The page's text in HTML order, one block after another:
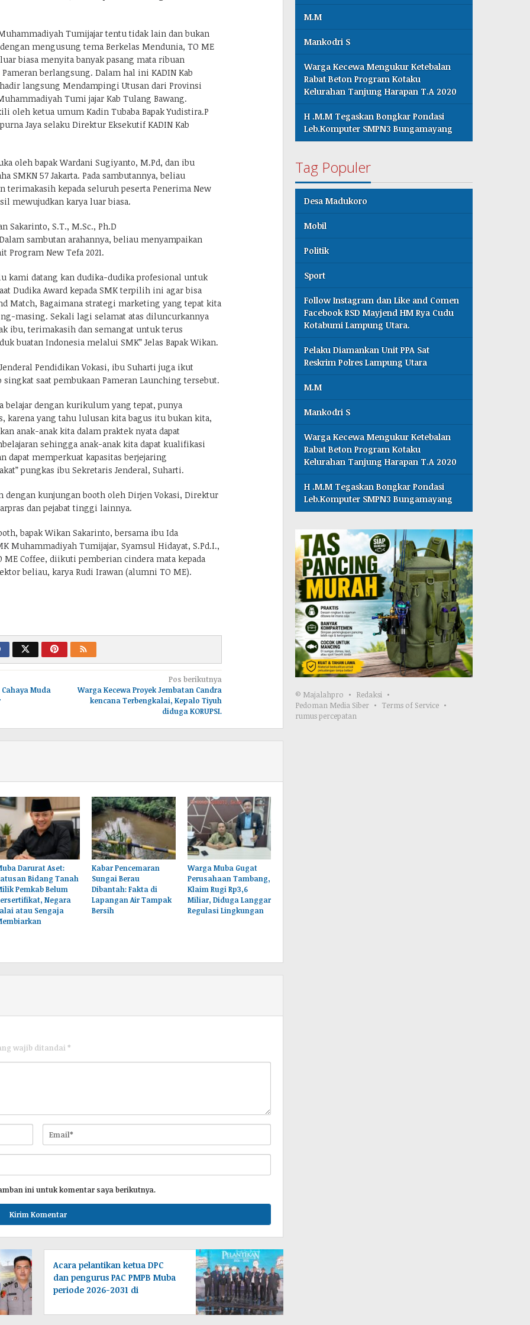
Tumijajar tentu tidak lain dan bukan
mengusung tema Berkelas Mendunia, TO ME
biasa menyita banyak pasang mata ribuan
berlangsung. Dalam hal ini KADIN Kab
langsung Mendampingi Utusan dari Provinsi
Tumi jajar Kab Tulang Bawang.
oleh ketua umum Kadin Tubaba Bapak Yudistira.P
Jaya selaku Direktur Eksekutif KADIN Kab
oleh bapak Wardani Sugiyanto, M.Pd, dan ibu
SMKN 57 Jakarta. Pada sambutannya, beliau
terimakasih kepada seluruh peserta Penerima New
mewujudkan karya luar biasa.
Sakarinto, S.T., M.Sc., Ph.D
sambutan arahannya, beliau menyampaikan
Program New Tefa 2021.
kami datang kan dudika-dudika profesional untuk
Dudika Award kepada SMK terpilih ini agar bisa
Match, Bagaimana strategi marketing yang tepat kita
masing. Sekali lagi selamat atas diluncurkannya
ibu, terimakasih dan semangat untuk terus
buatan Indonesia melalui SMK” Jelas Bapak Wikan.
Pendidikan Vokasi, ibu Suharti juga ikut
saat pembukaan Pameran Launching tersebut.
belajar dengan kurikulum yang tepat, punya
karena yang tahu lulusan kita bagus itu bukan kita,
anak-anak kita dalam praktek nyata dapat
sehingga anak-anak kita dapat kualifikasi
dapat memperkuat kapasitas berjejaring
pungkas ibu Sekretaris Jenderal, Suharti.
dengan kunjungan booth oleh Dirjen Vokasi, Direktur
dan pejabat tinggi lainnya.
bapak Wikan Sakarinto, bersama ibu Ida
Muhammadiyah Tumijajar, Syamsul Hidayat, S.Pd.I.,
ME Coffee, diikuti pemberian cindera mata kepada
beliau, karya Rudi Irawan (alumni TO ME).
Muda
Pos berikutnya
Warga Kecewa Proyek Jembatan Candra
kencana Terbengkalai, Kepalo Tiyuh
diduga KORUPSI.
Darurat Aset:
Bidang Tanah
Pemkab Belum
Negara
atau Sengaja
Kabar Pencemaran
Sungai Berau
Dibantah: Fakta di
Lapangan Air Tampak
Bersih
Warga Muba Gugat
Perusahaan Tambang,
Klaim Rugi Rp3,6
Miliar, Diduga Langgar
Regulasi Lingkungan
wajib ditandai *
ini untuk komentar saya berikutnya.
Acara pelantikan ketua DPC
dan pengurus PAC PMPB Muba
periode 2026-2031 di
baru Bayung lencir
M.M
Mankodri S
Warga Kecewa Mengukur Ketebalan
Rabat Beton Program Kotaku
Kelurahan Tanjung Harapan T.A 2020
H .M.M Tegaskan Bongkar Pondasi
Leb.Komputer SMPN3 Bungamayang
Tag Populer
Desa Madukoro
Mobil
Politik
Sport
Follow Instagram dan Like and Comen
Facebook RSD Mayjend HM Rya Cudu
Kotabumi Lampung Utara.
Pelaku Diamankan Unit PPA Sat
Reskrim Polres Lampung Utara
M.M
Mankodri S
Warga Kecewa Mengukur Ketebalan
Rabat Beton Program Kotaku
Kelurahan Tanjung Harapan T.A 2020
H .M.M Tegaskan Bongkar Pondasi
Leb.Komputer SMPN3 Bungamayang
© Majalahpro
Redaksi
Pedoman Media Siber
Terms of Service
rumus percepatan